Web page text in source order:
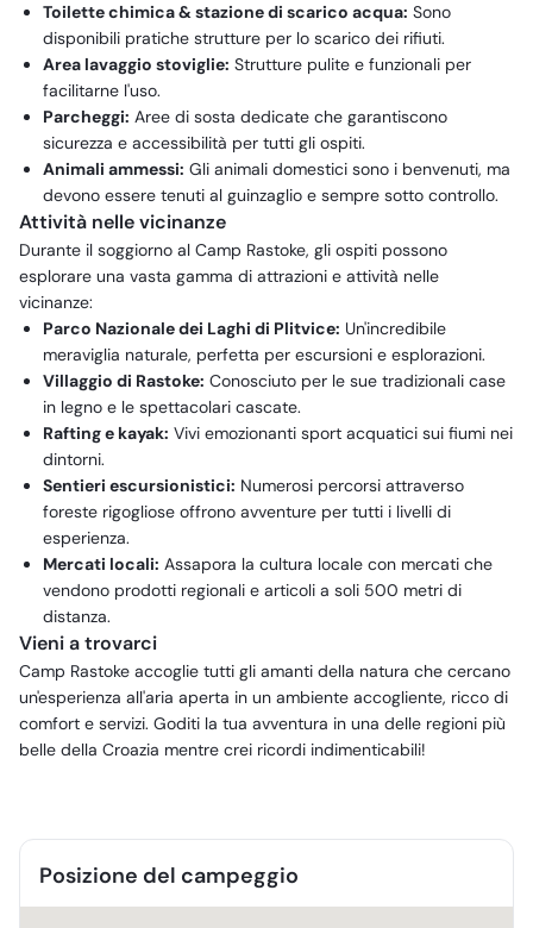
Toilette chimica & stazione di scarico acqua: Sono
disponibili pratiche strutture per lo scarico dei rifiuti.
Area lavaggio stoviglie: Strutture pulite e funzionali per
facilitarne l'uso.
Parcheggi: Aree di sosta dedicate che garantiscono
sicurezza e accessibilità per tutti gli ospiti.
Animali ammessi: Gli animali domestici sono i benvenuti, ma
devono essere tenuti al guinzaglio e sempre sotto controllo.
Attività nelle vicinanze
Durante il soggiorno al Camp Rastoke, gli ospiti possono
esplorare una vasta gamma di attrazioni e attività nelle
vicinanze:
Parco Nazionale dei Laghi di Plitvice: Un'incredibile
meraviglia naturale, perfetta per escursioni e esplorazioni.
Villaggio di Rastoke: Conosciuto per le sue tradizionali case
in legno e le spettacolari cascate.
Rafting e kayak: Vivi emozionanti sport acquatici sui fiumi nei
dintorni.
Sentieri escursionistici: Numerosi percorsi attraverso
foreste rigogliose offrono avventure per tutti i livelli di
esperienza.
Mercati locali: Assapora la cultura locale con mercati che
vendono prodotti regionali e articoli a soli 500 metri di
distanza.
Vieni a trovarci
Camp Rastoke accoglie tutti gli amanti della natura che cercano
un'esperienza all'aria aperta in un ambiente accogliente, ricco di
comfort e servizi. Goditi la tua avventura in una delle regioni più
belle della Croazia mentre crei ricordi indimenticabili!
Posizione del campeggio